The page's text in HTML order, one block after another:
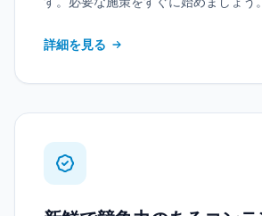
詳細を見る